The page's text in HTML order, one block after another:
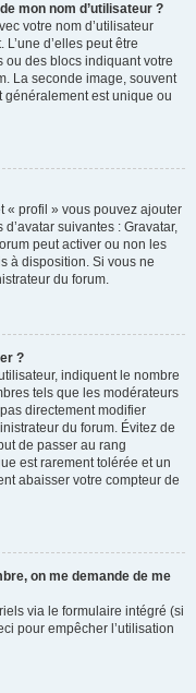
mon nom d’utilisateur ?
votre nom d’utilisateur
d’elles peut être
ou des blocs indiquant votre
La seconde image, souvent
généralement est unique ou
« profil » vous pouvez ajouter
suivantes : Gravatar,
peut activer ou non les
à disposition. Si vous ne
du forum.
?
indiquent le nombre
tels que les modérateurs
directement modifier
du forum. Évitez de
de passer au rang
est rarement tolérée et un
abaisser votre compteur de
on me demande de me
via le formulaire intégré (si
pour empêcher l’utilisation